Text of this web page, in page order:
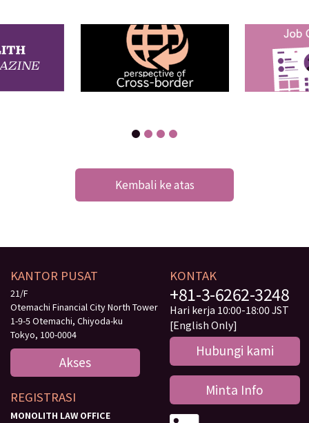
Kembali ke atas
KANTOR PUSAT
21/F
Otemachi Financial City North Tower
1-9-5 Otemachi, Chiyoda-ku
Tokyo, 100-0004
Akses
REGISTRASI
MONOLITH LAW OFFICE
KONTAK
+81-3-6262-3248
Hari kerja 10:00-18:00 JST
[English Only]
Hubungi kami
Minta Info